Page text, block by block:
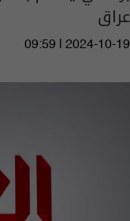
عراق
09:59 | 2024-10-19